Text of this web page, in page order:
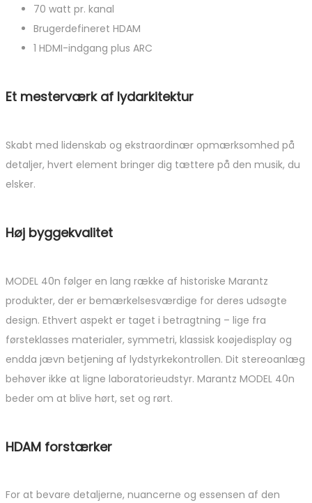
70 watt pr. kanal
Brugerdefineret HDAM
1 HDMI-indgang plus ARC
Et mesterværk af lydarkitektur
Skabt med lidenskab og ekstraordinær opmærksomhed på
detaljer, hvert element bringer dig tættere på den musik, du
elsker.
Høj byggekvalitet
MODEL 40n følger en lang række af historiske Marantz
produkter, der er bemærkelsesværdige for deres udsøgte
design. Ethvert aspekt er taget i betragtning – lige fra
førsteklasses materialer, symmetri, klassisk koøjedisplay og
endda jævn betjening af lydstyrkekontrollen. Dit stereoanlæg
behøver ikke at ligne laboratorieudstyr. Marantz MODEL 40n
beder om at blive hørt, set og rørt.
HDAM forstærker
For at bevare detaljerne, nuancerne og essensen af ​​den